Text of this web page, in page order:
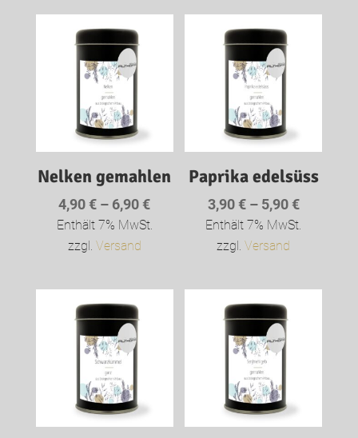
Nelken gemahlen
4,90€ – 6,90€Preisspanne:
4,90 €
Enthält 7% MwSt.
zzgl. Versand
Paprika edelsüss
3,90€ – 5,90€
3,90 €
Enthält 7% MwSt.
zzgl.Versand